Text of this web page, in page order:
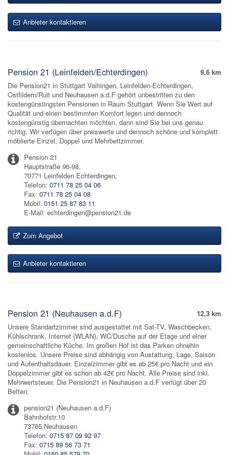
Anbieter kontaktieren
9,6 km
Pension 21 (Leinfelden/Echterdingen)
Die Pension21 in Stuttgart Vaihingen, Leinfelden-Echterdingen,
Ostfildern/Ruit und Neuhausen a.d.F gehört unbestritten zu den
kostengünstingsten Pensionen in Raum Stuttgart. Wenn Sie Wert auf
Qualität und einen bestimmten Komfort legen und dennoch
kostengünstig übernachten möchten, dann sind Sie bei uns genau
richtig. Wir verfügen über preiswerte und dennoch schöne und komplett
möblierte Einzel, Doppel und Mehrbettzimmer.
Pension 21
Hauptstraße 96-98,
70771 Leinfelden Echterdingen,
Telefon: 0711 78 25 04 06
Fax: 0711 78 25 04 08
Mobil: 0151 25 87 83 11
E-Mail: echterdingen@pension21.de
Zum Angebot
Anbieter kontaktieren
12,3 km
Pension 21 (Neuhausen a.d.F)
Unsere Standartzimmer sind ausgestattet mit Sat-TV, Waschbecken,
Kühlschrank, Internet (WLAN), WC/Dusche auf der Etage und einer
gemeinschaftliche Küche. Im großen Hof ist das Parken ohnehin
kostenlos. Unsere Preise sind abhängig von Austattung, Lage, Saison
und Aufenthaltsdauer. Einzelzimmer gibt es ab 25€ pro Nacht und ein
Doppelzimmer gibt es schon ab 42€ pro Nacht. Alle Preise sind inkl.
Mehrwertsteuer. Die Pension21 in Neuhausen a.d.F verfügt über 20
Betten.
pension21 (Neuhausen a.d.F)
Bahnhofstr.10
73765 Neuhausen
Telefon: 0715 87 09 92 97
Fax: 0715 89 56 73 71